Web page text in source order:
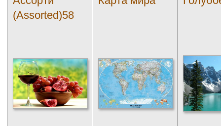
(Assorted)58